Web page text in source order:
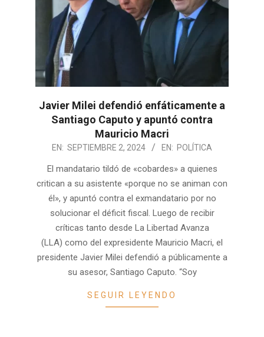
Javier Milei defendió enfáticamente a
Santiago Caputo y apuntó contra
Mauricio Macri
2024-EN: SEPTIEMBRE 2, 2024 EN: POLÍTICA
El mandatario tildó de «cobardes» a quienes
critican a su asistente «porque no se animan con
él», y apuntó contra el exmandatario por no
solucionar el déficit fiscal. Luego de recibir
críticas tanto desde La Libertad Avanza
(LLA) como del expresidente Mauricio Macri, el
presidente Javier Milei defendió a públicamente a
su asesor, Santiago Caputo. “Soy
SEGUIR LEYENDO